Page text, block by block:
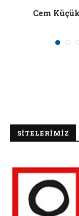
Cem
SİTELERİMİZ